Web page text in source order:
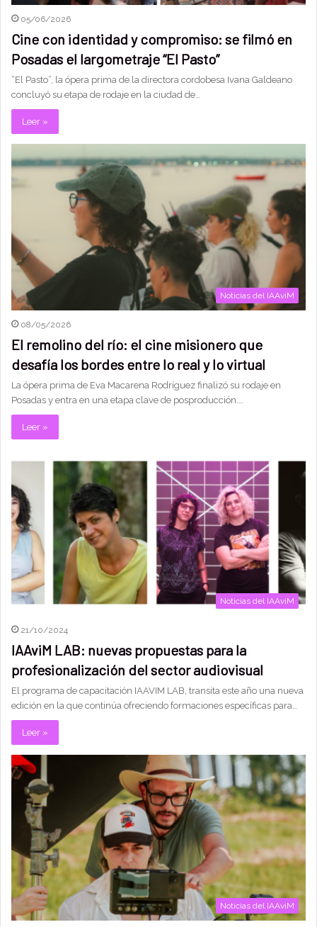
05/06/2026
Cine con identidad y compromiso: se filmó en
Posadas el largometraje “El Pasto”
“El Pasto”, la ópera prima de la directora cordobesa Ivana Galdeano
concluyó su etapa de rodaje en la ciudad de…
Leer »
Noticias del IAAviM
08/05/2026
El remolino del río: el cine misionero que
desafía los bordes entre lo real y lo virtual
La ópera prima de Eva Macarena Rodríguez finalizó su rodaje en
Posadas y entra en una etapa clave de posproducción.…
Leer »
Noticias del IAAviM
21/10/2024
IAAviM LAB: nuevas propuestas para la
profesionalización del sector audiovisual
El programa de capacitación IAAVIM LAB, transita este año una nueva
edición en la que continúa ofreciendo formaciones específicas para…
Leer »
Noticias del IAAviM